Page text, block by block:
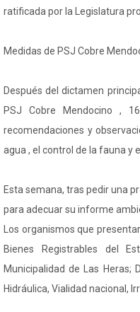
ratificada por la Legislatura
Medidas de PSJ Cobre
Después del dictamen
PSJ Cobre Mendocino ,
recomendaciones y
agua , el control de la fauna y
Esta semana, tras pedir una
para adecuar su informe
Los organismos que
Bienes Registrables del
Municipalidad de Las Heras;
Hidráulica, Vialidad nacional,